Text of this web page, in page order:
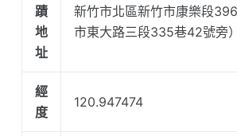
蹟
地
址
新竹市北區新竹市康樂段
市東大路三段335巷42號旁）
經
度
120.947474